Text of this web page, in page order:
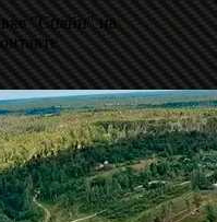
"Спайн" на